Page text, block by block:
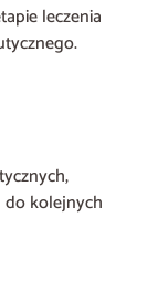
leczenia
do kolejnych